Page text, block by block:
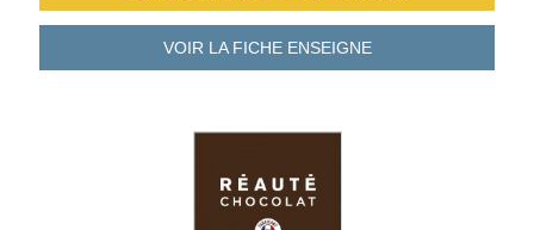
VOIR LA FICHEENSEIGNE